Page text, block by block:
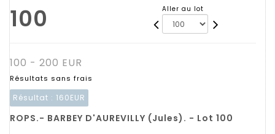
100 Aller au lot
100 - 200 EUR
Résultats sans frais
Résultat : 160EUR
ROPS.- BARBEY D'AUREVILLY (Jules). - Lot 100